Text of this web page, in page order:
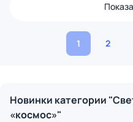
1 2
Новинки категории
«космос»"